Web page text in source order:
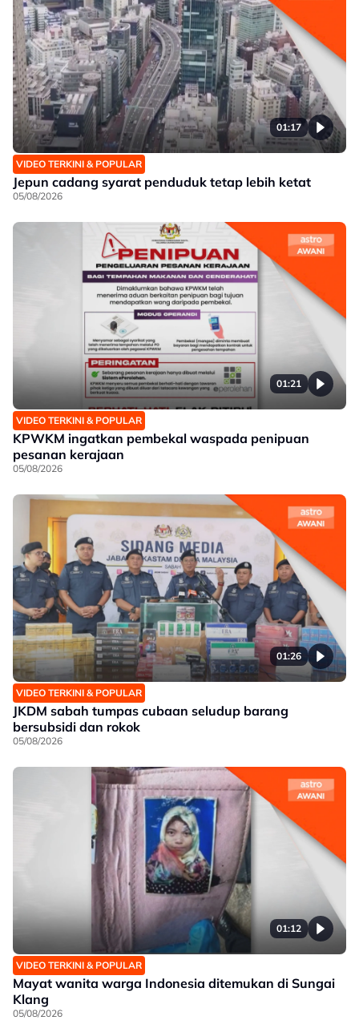
01:17
VIDEO TERKINI & POPULAR
Jepun cadang syarat penduduk tetap lebih ketat
05/08/2026
01:21
VIDEO TERKINI & POPULAR
KPWKM ingatkan pembekal waspada penipuan
pesanan kerajaan
05/08/2026
01:26
VIDEO TERKINI & POPULAR
JKDM sabah tumpas cubaan seludup barang
bersubsidi dan rokok
05/08/2026
01:12
VIDEO TERKINI & POPULAR
Mayat wanita warga Indonesia ditemukan di Sungai
Klang
05/08/2026